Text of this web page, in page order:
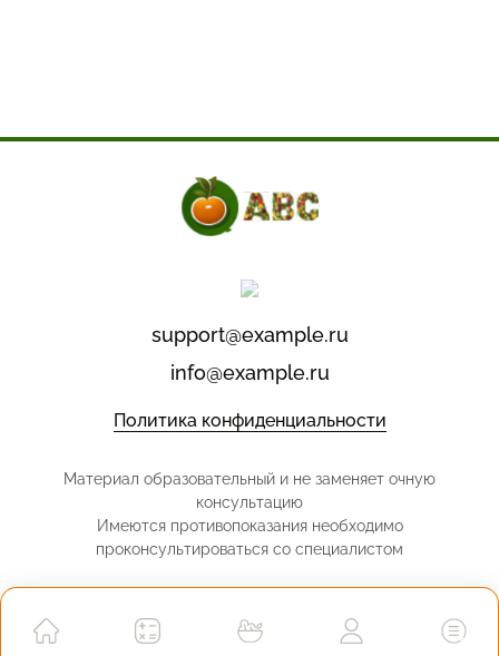
support@example.ru
info@example.ru
Политика конфиденциальности
Материал образовательный и не заменяет очную
консультацию
Имеются противопоказания необходимо
проконсультироваться со специалистом